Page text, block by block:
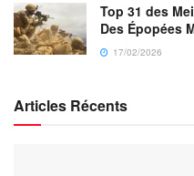
Top 31 des
Des Épopées
17/02/2026
Articles Récents